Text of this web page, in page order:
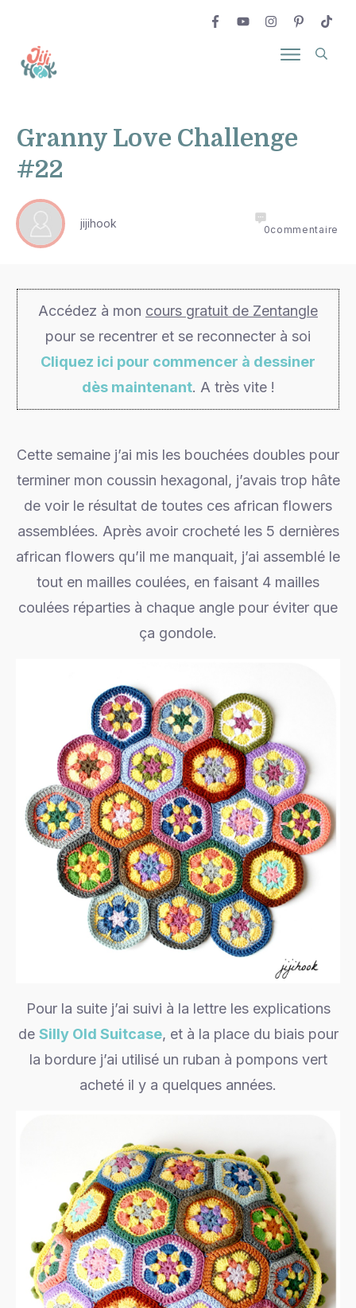
Granny Love Challenge
#22
jijihook 0commentaire
Accédez à mon cours gratuit de Zentangle
pour se recentrer et se reconnecter à soi
Cliquez ici pour commencer à dessiner
dès maintenant. A très vite !
Cette semaine j’ai mis les bouchées doubles pour
terminer mon coussin hexagonal, j’avais trop hâte
de voir le résultat de toutes ces african flowers
assemblées. Après avoir crocheté les 5 dernières
african flowers qu’il me manquait, j’ai assemblé le
tout en mailles coulées, en faisant 4 mailles
coulées réparties à chaque angle pour éviter que
ça gondole.
Pour la suite j’ai suivi à la lettre les explications
de Silly Old Suitcase, et à la place du biais pour
la bordure j’ai utilisé un ruban à pompons vert
acheté il y a quelques années.